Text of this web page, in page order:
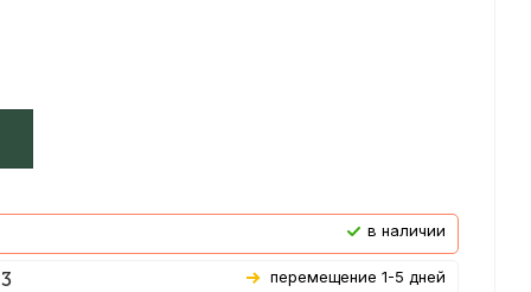
В наличии
Перемещение 1-5 дней